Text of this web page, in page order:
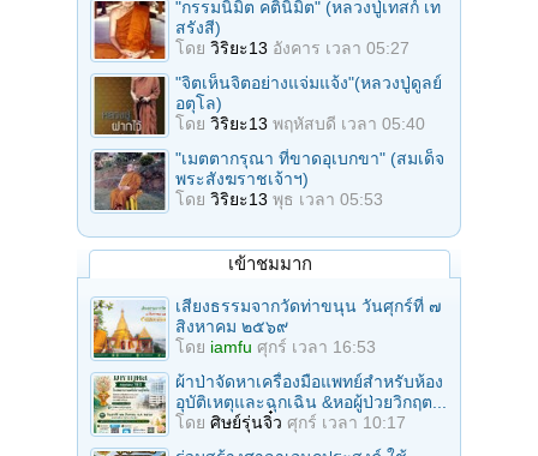
"กรรมนิมิต คตินิมิต" (หลวงปู่เทสก์ เท
สรังสี)
โดย วิริยะ13 อังคาร เวลา 05:27
"จิตเห็นจิตอย่างแจ่มแจ้ง"(หลวงปู่ดูลย์
อตุโล)
โดย วิริยะ13 พฤหัสบดี เวลา 05:40
"เมตตากรุณา ที่ขาดอุเบกขา" (สมเด็จ
พระสังฆราชเจ้าฯ)
โดย วิริยะ13 พุธ เวลา 05:53
เข้าชมมาก
เสียงธรรมจากวัดท่าขนุน วันศุกร์ที่ ๗
สิงหาคม ๒๕๖๙
โดย iamfu ศุกร์ เวลา 16:53
ผ้าป่าจัดหาเครื่องมือแพทย์สำหรับห้อง
อุบัติเหตุและฉุกเฉิน &หอผู้ป่วยวิกฤต...
โดย ศิษย์รุ่นจิ๋ว ศุกร์ เวลา 10:17